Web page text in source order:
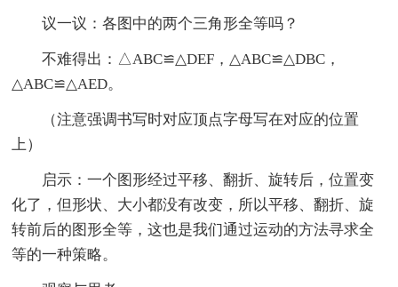
议一议：各图中的两个三角形全等吗？
不难得出：△ABC≌△DEF，△ABC≌△DBC，
△ABC≌△AED。
（注意强调书写时对应顶点字母写在对应的位置
上）
启示：一个图形经过平移、翻折、旋转后，位置变
化了，但形状、大小都没有改变，所以平移、翻折、旋
转前后的图形全等，这也是我们通过运动的方法寻求全
等的一种策略。